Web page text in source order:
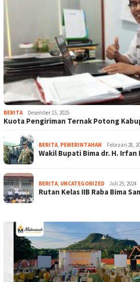
BERITA Desember 15, 2025
Kuota Pengiriman Ternak Potong
BERITA, PEMERINTAHAN Februari 28,
Wakil Bupati Bima dr. H.
BERITA, UNCATEGORIZED Juli 25, 2024
Rutan Kelas IIB Raba Bima